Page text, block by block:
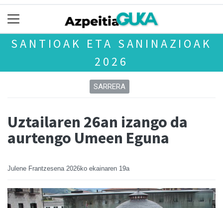
SANTIOAK ETA SANINAZIOAK
2026
SARRERA
Uztailaren 26an izango da
aurtengo Umeen Eguna
Julene Frantzesena 2026ko ekainaren 19a